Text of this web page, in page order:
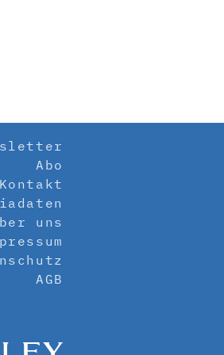
Abo
Kontakt
uns
AGB